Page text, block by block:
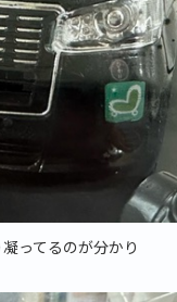
ってるのが分かり